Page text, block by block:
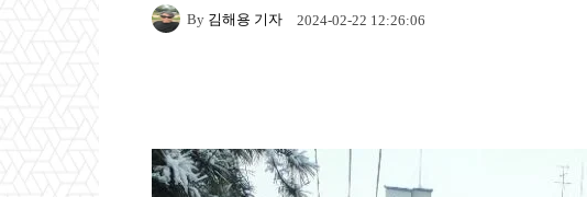
By 김해용 기자 2024-02-22 12:26:06